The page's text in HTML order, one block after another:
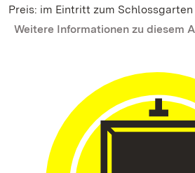
Preis: im Eintritt zum
Weitere Informationen zu diesem